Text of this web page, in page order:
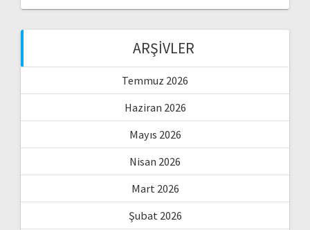
ARŞIVLER
Temmuz 2026
Haziran 2026
Mayıs 2026
Nisan 2026
Mart 2026
Şubat 2026